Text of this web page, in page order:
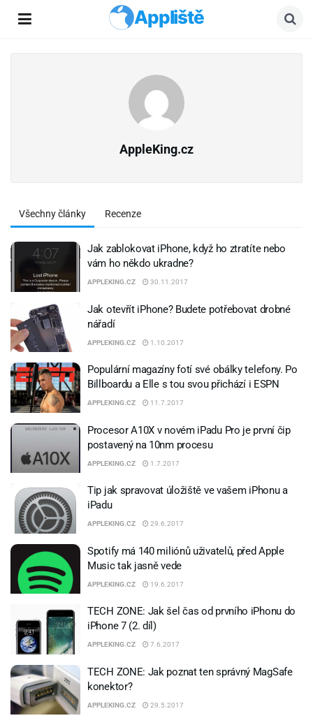
Appliště
AppleKing.cz
Všechny články Recenze
Jak zablokovat iPhone, když ho ztratíte nebo
vám ho někdo ukradne?
APPLEKING.CZ 30.11.2017
Jak otevřít iPhone? Budete potřebovat drobné
nářadí
APPLEKING.CZ 1.10.2017
Populární magazíny fotí své obálky telefony. Po
Billboardu a Elle s tou svou přichází i ESPN
APPLEKING.CZ 11.7.2017
Procesor A10X v novém iPadu Pro je první čip
postavený na 10nm procesu
APPLEKING.CZ 1.7.2017
Tip jak spravovat úložiště ve vašem iPhonu a
iPadu
APPLEKING.CZ 29.6.2017
Spotify má 140 miliónů uživatelů, před Apple
Music tak jasně vede
APPLEKING.CZ 19.6.2017
TECH ZONE: Jak šel čas od prvního iPhonu do
iPhone 7 (2. díl)
APPLEKING.CZ 7.6.2017
TECH ZONE: Jak poznat ten správný MagSafe
konektor?
APPLEKING.CZ 29.5.2017